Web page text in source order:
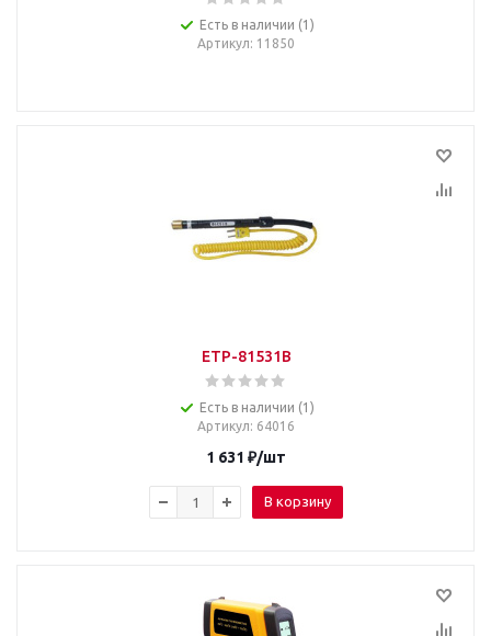
Есть в наличии (1)
Артикул: 11850
ETP-81531B
Есть в наличии (1)
Артикул: 64016
1 631 ₽/шт
В корзину